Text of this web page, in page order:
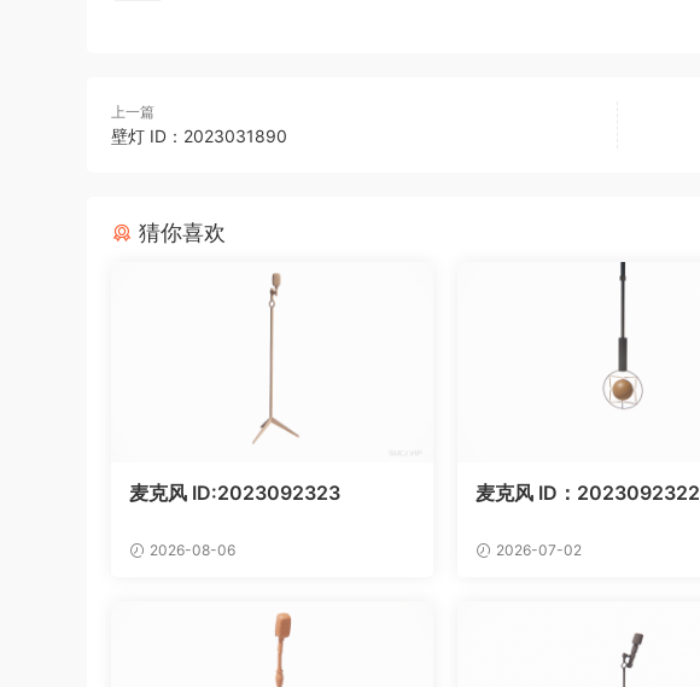
上一篇
壁灯 ID：2023031890
猜你喜欢
麦克风 ID:2023092323
2026-08-06
麦克风 ID：2023092322
2026-07-02